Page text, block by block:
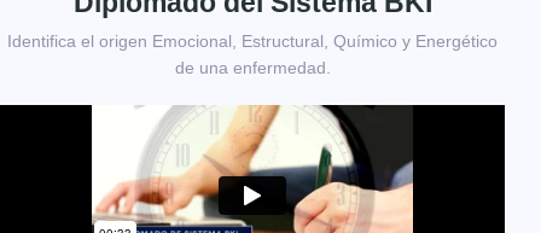
Identifica el origen Emocional, Estructural, Químico y Energético
de una enfermedad.